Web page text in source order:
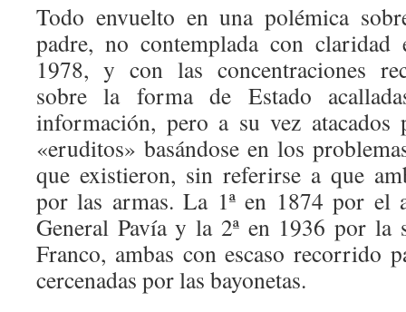
Todo envuelto en una polémica
padre, no contemplada con
1978, y con las concentraciones
sobre la forma de Estado
información, pero a su vez atacados
«eruditos» basándose en los
que existieron, sin referirse a que
por las armas. La 1ª en 1874 por el
General Pavía y la 2ª en 1936 por la
Franco, ambas con escaso recorrido
cercenadas por las bayonetas.